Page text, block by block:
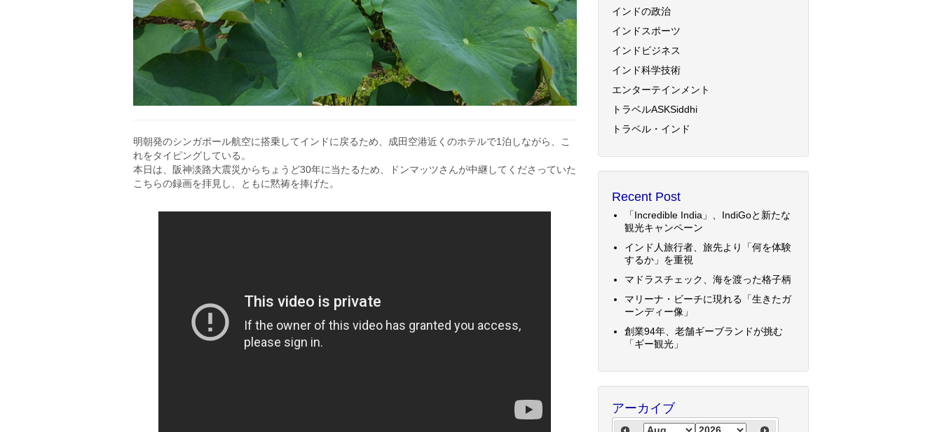
明朝発のシンガポール航空に搭乗してインドに戻るため、成田空港近くのホテルで1泊しながら、こ
れをタイピングしている。
本日は、阪神淡路大震災からちょうど30年に当たるため、ドンマッツさんが中継してくださっていた
こちらの録画を拝見し、ともに黙祷を捧げた。
インドの政治
インドスポーツ
インドビジネス
インド科学技術
エンターテインメント
トラベルASKSiddhi
トラベル・インド
Recent Post
「Incredible India」、IndiGoと新たな
観光キャンペーン
インド人旅行者、旅先より「何を体験
するか」を重視
マドラスチェック、海を渡った格子柄
マリーナ・ビーチに現れる「生きたガ
ーンディー像」
創業94年、老舗ギーブランドが挑む
「ギー観光」
アーカイブ